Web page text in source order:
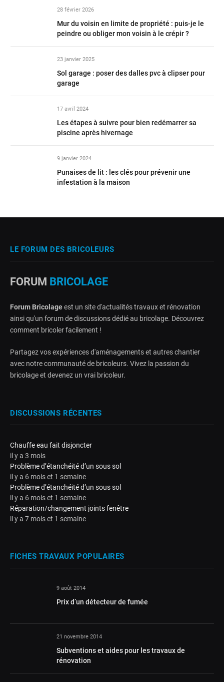
28 février 2026
Mur du voisin en limite de propriété : puis-je le
peindre ou obliger mon voisin à le crépir ?
23 janvier 2025
Sol garage : poser des dalles pvc à clipser pour
garage
17 avril 2024
Les étapes à suivre pour bien redémarrer sa
piscine après hivernage
9 janvier 2024
Punaises de lit : les clés pour prévenir une
infestation à la maison
LE FORUM DES BRICOLEURS
FORUM BRICOLAGE
Forum Bricolageest un site d'actualités travaux et rénovation
ainsi qu'un forum de discussions dédié au bricolage. Découvrez
comment bricoler facilement !
Partagez vos expériences d'aménagements et autres chantier
avec notre communauté de bricoleurs. Vivez la passion du
bricolage et devenez un vrai bricoleur.
DISCUSSIONS RÉCENTES
Chauffe eau fait disjoncter
il y a 3 mois
Problème d’étanchéité d’un sous sol
il y a 6 mois et 1 semaine
Problème d’étanchéité d’un sous sol
il y a 6 mois et 1 semaine
Réparation/changement joints fenêtre
il y a 7 mois et 1 semaine
FICHES TRAVAUX POPULAIRES
9 août 2014
Prix d’un détecteur de fumée
21 novembre 2014
Subventions et aides pour les travaux de
rénovation